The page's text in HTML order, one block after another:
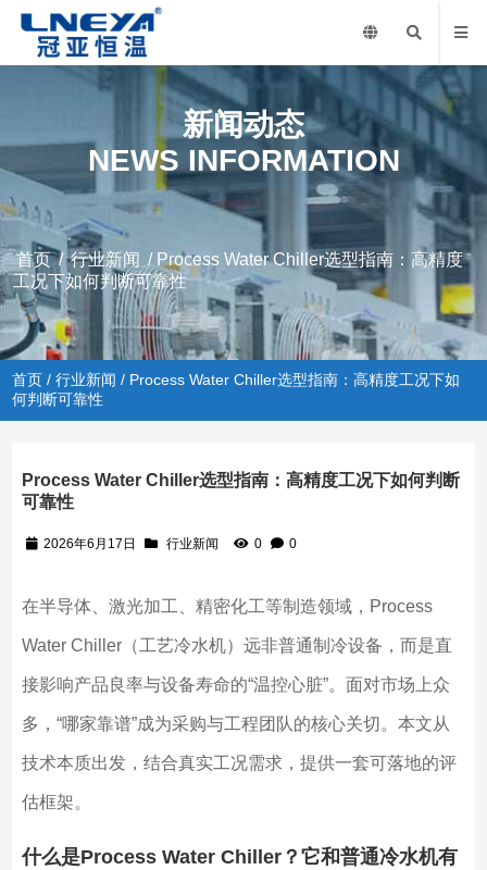
新闻动态
NEWS INFORMATION
首页/行业新闻 / Process Water Chiller选型指南：高精度
工况下如何判断可靠性
首页 /行业新闻 / Process Water Chiller选型指南：高精度工况下如
何判断可靠性
Process Water Chiller选型指南：高精度工况下如何判断
可靠性
2026年6月17日 行业新闻 0 0
在半导体、激光加工、精密化工等制造领域，Process
Water Chiller（工艺冷水机）远非普通制冷设备，而是直
接影响产品良率与设备寿命的“温控心脏”。面对市场上众
多，“哪家靠谱”成为采购与工程团队的核心关切。本文从
技术本质出发，结合真实工况需求，提供一套可落地的评
估框架。
什么是Process Water Chiller？它和普通冷水机有